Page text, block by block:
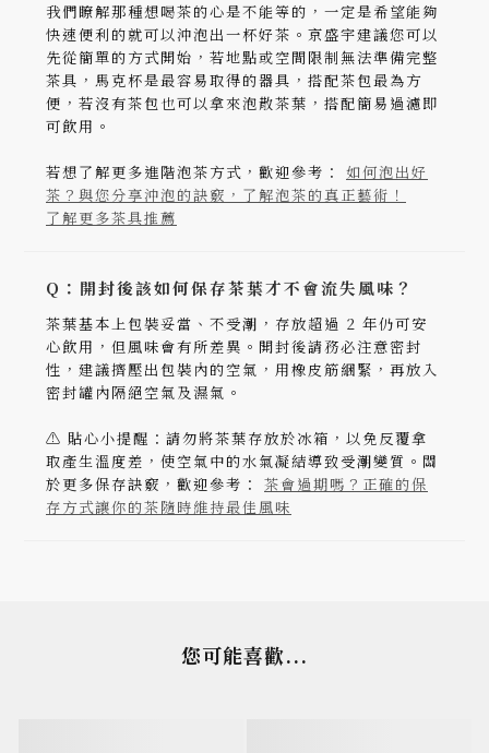
我們瞭解那種想喝茶的心是不能等的，一定是希望能夠
快速便利的就可以沖泡出一杯好茶。京盛宇建議您可以
先從簡單的方式開始，若地點或空間限制無法準備完整
茶具，馬克杯是最容易取得的器具，搭配茶包最為方
便，若沒有茶包也可以拿來泡散茶葉，搭配簡易過濾即
可飲用。
若想了解更多進階泡茶方式，歡迎參考： 如何泡出好
茶？與您分享沖泡的訣竅，了解泡茶的真正藝術！
了解更多茶具推薦
Q：開封後該如何保存茶葉才不會流失風味？
茶葉基本上包裝妥當、不受潮，存放超過 2 年仍可安
心飲用，但風味會有所差異。開封後請務必注意密封
性，建議擠壓出包裝內的空氣，用橡皮筋綑緊，再放入
密封罐內隔絕空氣及濕氣。
⚠️ 貼心小提醒：請勿將茶葉存放於冰箱，以免反覆拿
取產生溫度差，使空氣中的水氣凝結導致受潮變質。關
於更多保存訣竅，歡迎參考： 茶會過期嗎？正確的保
存方式讓你的茶隨時維持最佳風味
您可能喜歡...